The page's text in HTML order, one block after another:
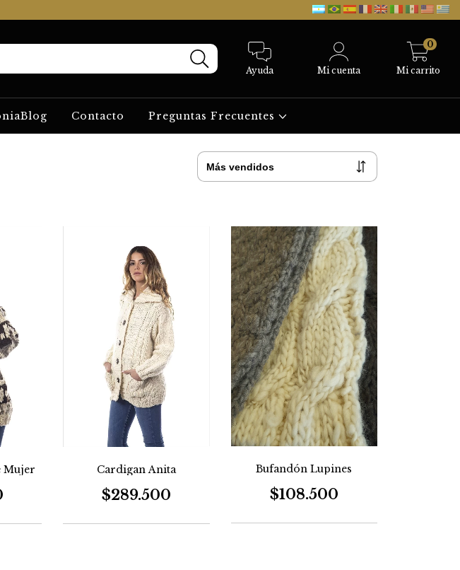
Ayuda Mi cuenta Mi carrito
0
Contacto Preguntas Frecuentes
Mujer Cardigan Anita
$289.500
Bufandón Lupines
$108.500